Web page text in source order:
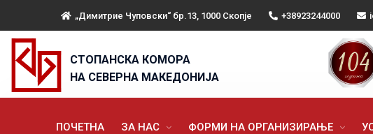
„Димитрие Чуповски“ бр.13, 1000 Скопје +38923244000
СТОПАНСКА КОМОРА
НА СЕВЕРНА МАКЕДОНИЈА
ПОЧЕТНА ЗА НАС ФОРМИ НА ОРГАНИЗИРАЊЕ